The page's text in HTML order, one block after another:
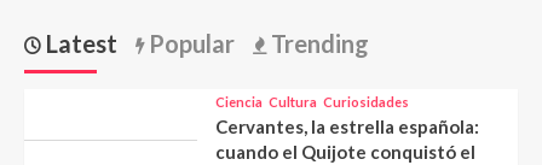
Latest Popular Trending
Ciencia Cultura Curiosidades
Cervantes, la estrella española:
cuando el Quijote conquistó el